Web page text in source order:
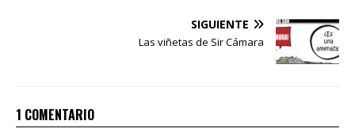
SIGUIENTE
Las viñetas de Sir Cámara
1 COMENTARIO